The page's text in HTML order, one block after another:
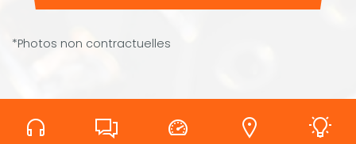
*Photos non contractuelles